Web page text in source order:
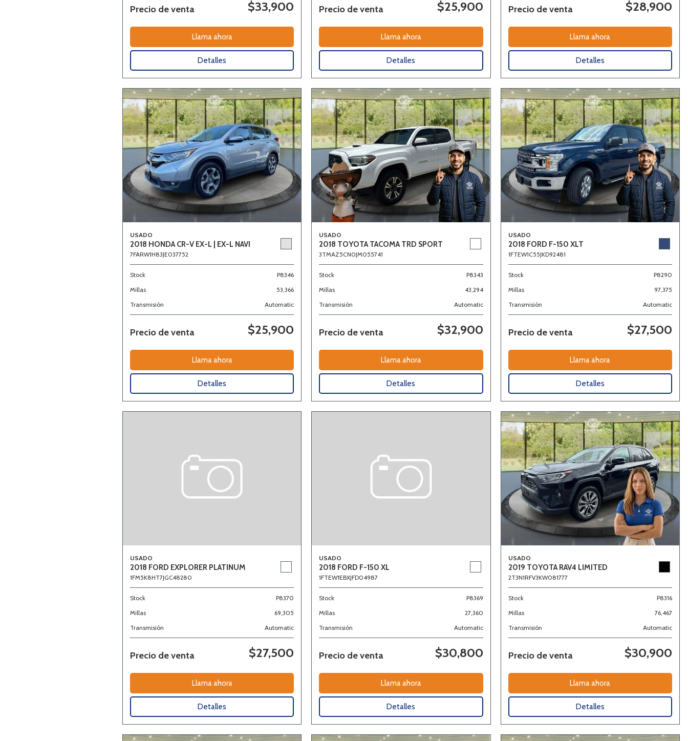
Precio de venta $33,900
Llama ahora
Detalles
Precio de venta $25,900
Llama ahora
Detalles
Precio de venta $28,900
Llama ahora
Detalles
USADO
2018 HONDA CR-V EX-L | EX-L NAVI
7FARW1H83JE037752
Stock
P8346
Millas
53,366
Transmisión
Automatic
Precio de venta $25,900
Llama ahora
Detalles
USADO
2018 TOYOTA TACOMA TRD SPORT
3TMAZ5CN0JM055741
Stock
P8343
Millas
43,294
Transmisión
Automatic
Precio de venta $32,900
Llama ahora
Detalles
USADO
2018 FORD F-150 XLT
1FTEW1C55JKD92481
Stock
P8290
Millas
97,375
Transmisión
Automatic
Precio de venta $27,500
Llama ahora
Detalles
USADO
2018 FORD EXPLORER PLATINUM
1FM5K8HT7JGC48280
Stock
P8370
Millas
69,305
Transmisión
Automatic
Precio de venta $27,500
Llama ahora
Detalles
USADO
2018 FORD F-150 XL
1FTEW1EBXJFD04987
Stock
P8369
Millas
27,360
Transmisión
Automatic
Precio de venta $30,800
Llama ahora
Detalles
USADO
2019 TOYOTA RAV4 LIMITED
2T3N1RFV3KW081777
Stock
P8316
Millas
76,467
Transmisión
Automatic
Precio de venta $30,900
Llama ahora
Detalles